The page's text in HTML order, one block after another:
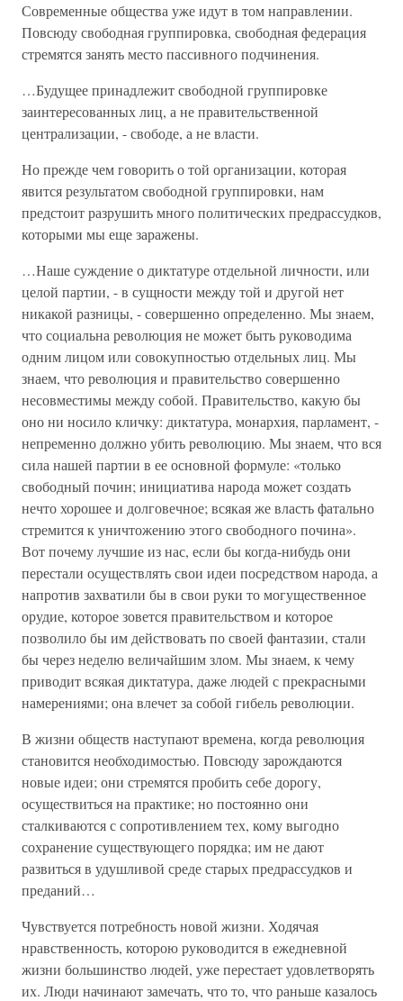
Современные общества уже идут в том направлении.
Повсюду свободная группировка, свободная федерация
стремятся занять место пассивного подчинения.
…Будущее принадлежит свободной группировке
заинтересованных лиц, а не правительственной
централизации, - свободе, а не власти.
Но прежде чем говорить о той организации, которая
явится результатом свободной группировки, нам
предстоит разрушить много политических предрассудков,
которыми мы еще заражены.
…Наше суждение о диктатуре отдельной личности, или
целой партии, - в сущности между той и другой нет
никакой разницы, - совершенно определенно. Мы знаем,
что социальна революция не может быть руководима
одним лицом или совокупностью отдельных лиц. Мы
знаем, что революция и правительство совершенно
несовместимы между собой. Правительство, какую бы
оно ни носило кличку: диктатура, монархия, парламент, -
непременно должно убить революцию. Мы знаем, что вся
сила нашей партии в ее основной формуле: «только
свободный почин; инициатива народа может создать
нечто хорошее и долговечное; всякая же власть фатально
стремится к уничтожению этого свободного почина».
Вот почему лучшие из нас, если бы когда-нибудь они
перестали осуществлять свои идеи посредством народа, а
напротив захватили бы в свои руки то могущественное
орудие, которое зовется правительством и которое
позволило бы им действовать по своей фантазии, стали
бы через неделю величайшим злом. Мы знаем, к чему
приводит всякая диктатура, даже людей с прекрасными
намерениями; она влечет за собой гибель революции.
В жизни обществ наступают времена, когда революция
становится необходимостью. Повсюду зарождаются
новые идеи; они стремятся пробить себе дорогу,
осуществиться на практике; но постоянно они
сталкиваются с сопротивлением тех, кому выгодно
сохранение существующего порядка; им не дают
развиться в удушливой среде старых предрассудков и
преданий…
Чувствуется потребность новой жизни. Ходячая
нравственность, которою руководится в ежедневной
жизни большинство людей, уже перестает удовлетворять
их. Люди начинают замечать, что то, что раньше казалось